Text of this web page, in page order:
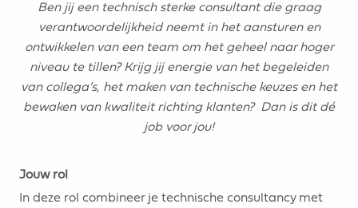
Ben jij een technisch sterke consultant die graag
verantwoordelijkheid neemt in het aansturen en
ontwikkelen van een team om het geheel naar hoger
niveau te tillen? Krijg jij energie van het begeleiden
van collega’s, het maken van technische keuzes en het
bewaken van kwaliteit richting klanten? Dan is dit dé
job voor jou!
Jouw rol
In deze rol combineer je technische consultancy met